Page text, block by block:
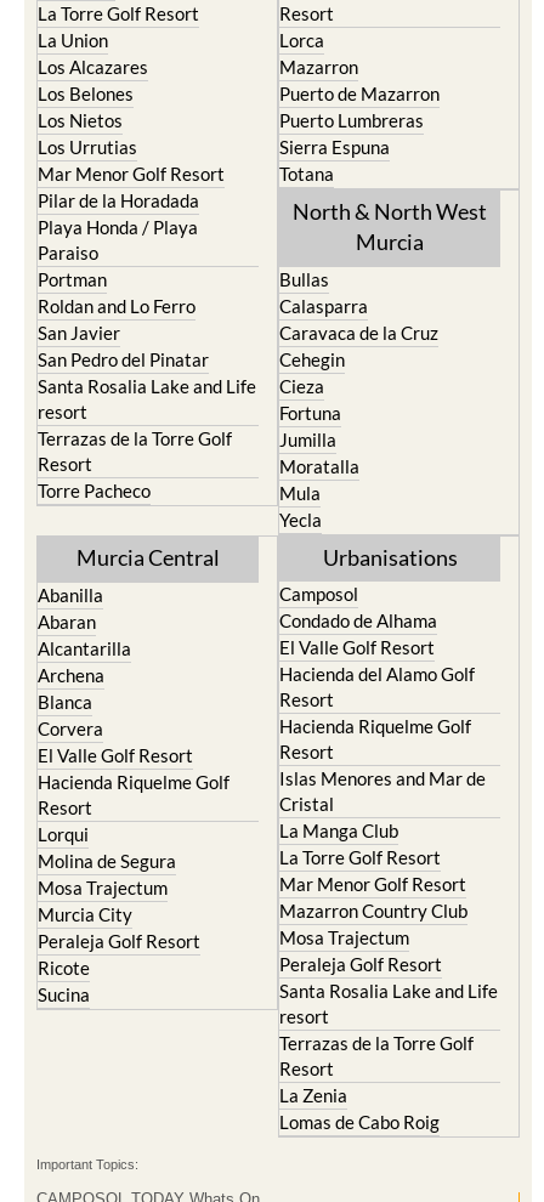
La Torre Golf Resort
La Union
Los Alcazares
Los Belones
Los Nietos
Los Urrutias
Mar Menor Golf Resort
Pilar de la Horadada
Playa Honda / Playa
Paraiso
Portman
Roldan and Lo Ferro
San Javier
San Pedro del Pinatar
Santa Rosalia Lake and Life
resort
Terrazas de la Torre Golf
Resort
Torre Pacheco
Resort
Lorca
Mazarron
Puerto de Mazarron
Puerto Lumbreras
Sierra Espuna
Totana
North & North West
Murcia
Bullas
Calasparra
Caravaca de la Cruz
Cehegin
Cieza
Fortuna
Jumilla
Moratalla
Mula
Yecla
Murcia Central
Abanilla
Abaran
Alcantarilla
Archena
Blanca
Corvera
El Valle Golf Resort
Hacienda Riquelme Golf
Resort
Lorqui
Molina de Segura
Mosa Trajectum
Murcia City
Peraleja Golf Resort
Ricote
Sucina
Urbanisations
Camposol
Condado de Alhama
El Valle Golf Resort
Hacienda del Alamo Golf
Resort
Hacienda Riquelme Golf
Resort
Islas Menores and Mar de
Cristal
La Manga Club
La Torre Golf Resort
Mar Menor Golf Resort
Mazarron Country Club
Mosa Trajectum
Peraleja Golf Resort
Santa Rosalia Lake and Life
resort
Terrazas de la Torre Golf
Resort
La Zenia
Lomas de Cabo Roig
Important Topics: